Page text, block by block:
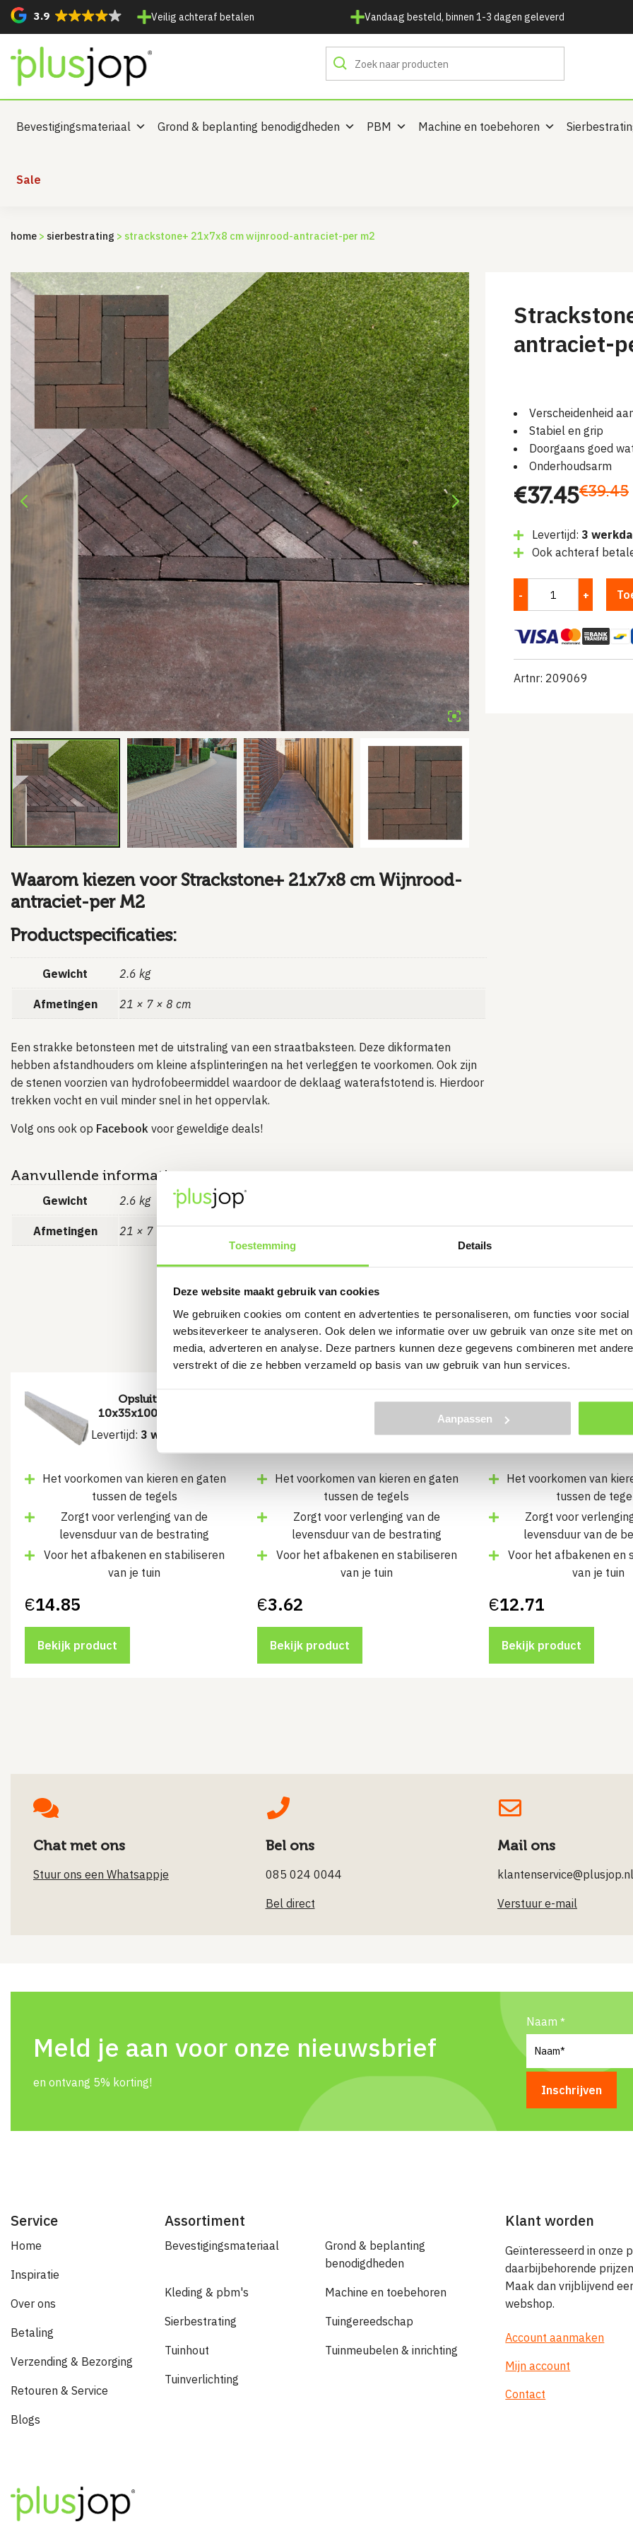
Toestemming Details
Deze website maakt gebruik van cookies
We gebruiken cookies om content en advertenties te personaliseren, om functies voor
websiteverkeer te analyseren. Ook delen we informatie over uw gebruik van onze site met
media, adverteren en analyse. Deze partners kunnen deze gegevens combineren met
verstrekt of die ze hebben verzameld op basis van uw gebruik van hun services.
Aanpassen
3.9 Veilig achteraf betalen Vandaag besteld, binnen 1-3 dagen geleverd
Bevestigingsmateriaal Grond & beplanting benodigdheden PBM Machine en toebehoren
Sale
home > sierbestrating > strackstone+ 21x7x8 cm wijnrood-antraciet-per m2
Sale
antraciet-
Verscheidenheid
Stabiel en grip
Doorgaans goed
Onderhoudsarm
€39.45
was:
€39.45.
€37.45
Huidige
is:
€37.45.
Levertijd: 3
Ook achteraf
Artnr: 209069
Waarom kiezen voor Strackstone+ 21x7x8 cm Wijnrood-
antraciet-per M2
Productspecificaties:
Gewicht 2.6 kg
Afmetingen 21 × 7 × 8 cm
Een strakke betonsteen met de uitstraling van een straatbaksteen. Deze dikformaten
hebben afstandhouders om kleine afsplinteringen na het verleggen te voorkomen. Ook zijn
de stenen voorzien van hydrofobeermiddel waardoor de deklaag waterafstotend is. Hierdoor
trekken vocht en vuil minder snel in het oppervlak.
Volg ons ook op Facebook voor geweldige deals!
Aanvullende informatie
Gewicht 2.6 kg
Afmetingen 21 × 7 × 8 cm
Misschien kunt u dit ook
Opsluitband
10x35x100 cm Grijs
Levertijd: 3 werkdagen
Het voorkomen van kieren en gaten
tussen de tegels
Zorgt voor verlenging van de
levensduur van de bestrating
Voor het afbakenen en stabiliseren
van je tuin
€14.85
Bekijk product
Het voorkomen van kieren en gaten
tussen de tegels
Zorgt voor verlenging van de
levensduur van de bestrating
Voor het afbakenen en stabiliseren
van je tuin
€3.62
Bekijk product
Levertijd:3
Het voorkomen van
tussen de
Zorgt voor
levensduur van de
Voor het afbakenen en
van je tuin
€12.71
Bekijk product
Chat met ons
Stuur ons een Whatsappje
Bel ons
085 024 0044
Bel direct
Mail ons
klantenservice@plusjop.nl
Verstuur e-mail
Meld je aan voor onze nieuwsbrief
en ontvang 5% korting!
Naam
Service
Home
Inspiratie
Over ons
Betaling
Verzending & Bezorging
Retouren & Service
Blogs
Assortiment
Bevestigingsmateriaal
Grond & beplanting
benodigdheden
Kleding & pbm's Machine en toebehoren
Sierbestrating Tuingereedschap
Tuinhout Tuinmeubelen & inrichting
Tuinverlichting
Klant worden
Geïnteresseerd in onze
daarbijbehorende
Maak dan vrijblijvend
webshop.
Account aanmaken
Mijn account
Contact